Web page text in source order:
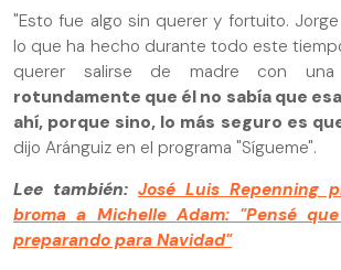
"Esto fue algo sin querer y fortuito.
lo que ha hecho durante todo este
querer salirse de madre con una
rotundamente que él no sabía que
ahí, porque sino, lo más seguro es
dijo Aránguiz en el programa "Sígueme".
Lee también: José Luis Repenning
broma a Michelle Adam: "Pensé
preparando para Navidad"